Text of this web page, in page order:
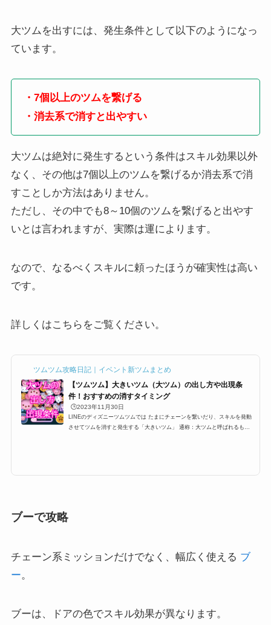
大ツムを出すには、発生条件として以下のようになっ
ています。
・7個以上のツムを繋げる
・消去系で消すと出やすい
大ツムは絶対に発生するという条件はスキル効果以外
なく、その他は7個以上のツムを繋げるか消去系で消
すことしか方法はありません。
ただし、その中でも8～10個のツムを繋げると出やす
いとは言われますが、実際は運によります。
なので、なるべくスキルに頼ったほうが確実性は高い
です。
詳しくはこちらをご覧ください。
ツムツム攻略日記｜イベント新ツムまとめ
【ツムツム】大きいツム（大ツム）の出し方や出現条
件！おすすめの消すタイミング
🕒️2023年11月30日
LINEのディズニーツムツムでは たまにチェーンを繋いだり、スキルを発動
させてツムを消すと発生する「大きいツム」 通称：大ツムと呼ばれるもの
ブーで攻略
チェーン系ミッションだけでなく、幅広く使える ブ
ー。
ブーは、ドアの色でスキル効果が異なります。